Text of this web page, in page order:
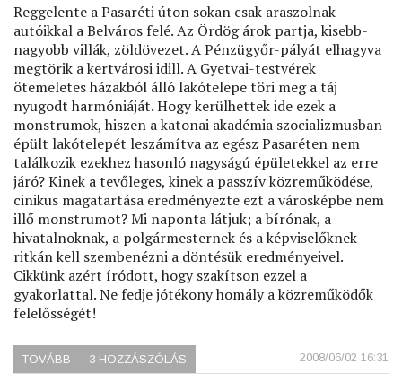
Reggelente a Pasaréti úton sokan csak araszolnak
autóikkal a Belváros felé. Az Ördög árok partja, kisebb-
nagyobb villák, zöldövezet. A Pénzügyőr-pályát elhagyva
megtörik a kertvárosi idill. A Gyetvai-testvérek
ötemeletes házakból álló lakótelepe töri meg a táj
nyugodt harmóniáját. Hogy kerülhettek ide ezek a
monstrumok, hiszen a katonai akadémia szocializmusban
épült lakótelepét leszámítva az egész Pasaréten nem
találkozik ezekhez hasonló nagyságú épületekkel az erre
járó? Kinek a tevőleges, kinek a passzív közreműködése,
cinikus magatartása eredményezte ezt a városképbe nem
illő monstrumot? Mi naponta látjuk; a bírónak, a
hivatalnoknak, a polgármesternek és a képviselőknek
ritkán kell szembenézni a döntésük eredményeivel.
Cikkünk azért íródott, hogy szakítson ezzel a
gyakorlattal. Ne fedje jótékony homály a közreműködők
felelősségét!
2008/06/02 16:31
TOVÁBB (PASARÉTI
JUSTIZMORD)
3 HOZZÁSZÓLÁS